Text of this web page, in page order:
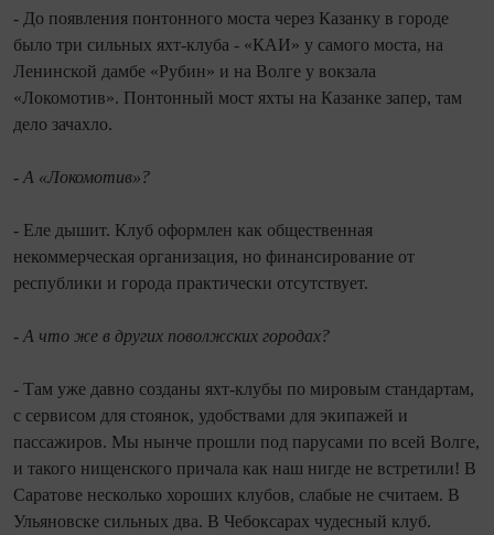
- До появления понтонного моста через Казанку в городе
было три сильных яхт-клуба - «КАИ» у самого моста, на
Ленинской дамбе «Рубин» и на Волге у вокзала
«Локомотив». Понтонный мост яхты на Казанке запер, там
дело зачахло.
- А «Локомотив»?
- Еле дышит. Клуб оформлен как общественная
некоммерческая организация, но финансирование от
республики и города практически отсутствует.
- А что же в других поволжских городах?
- Там уже давно созданы яхт-клубы по мировым стандартам,
с сервисом для стоянок, удобствами для экипажей и
пассажиров. Мы нынче прошли под парусами по всей Волге,
и такого нищенского причала как наш нигде не встретили! В
Саратове несколько хороших клубов, слабые не считаем. В
Ульяновске сильных два. В Чебоксарах чудесный клуб.